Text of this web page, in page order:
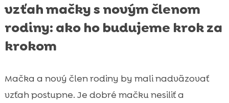
vzťah mačky s novým členom
rodiny: ako ho budujeme krok za
krokom
Mačka a nový člen rodiny by mali nadväzovať
vzťah postupne. Je dobré mačku nesiliť a